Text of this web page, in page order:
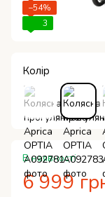
−54%
3
Колір
В наявності
6 999